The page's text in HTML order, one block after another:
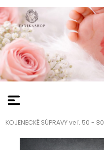
KOJENECKÉ SÚPRAVY veľ. 50 - 80